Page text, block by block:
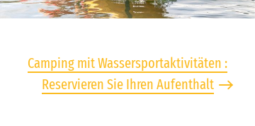
Camping mit Wassersportaktivitäten :
Reservieren Sie Ihren Aufenthalt